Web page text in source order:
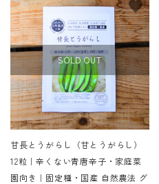
SOLD OUT
甘長とうがらし（甘とうがらし）
12粒｜辛くない青唐辛子・家庭菜
園向き｜固定種・国産 自然農法 グ
favorite